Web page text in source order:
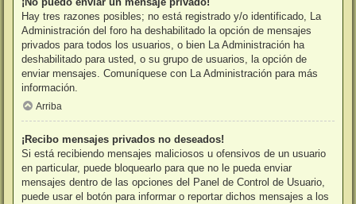
Hay tres razones posibles; no está registrado y/o identificado, La
Administración del foro ha deshabilitado la opción de mensajes
privados para todos los usuarios, o bien La Administración ha
deshabilitado para usted, o su grupo de usuarios, la opción de
enviar mensajes. Comuníquese con La Administración para más
información.
Arriba
¡Recibo mensajes privados no deseados!
Si está recibiendo mensajes maliciosos u ofensivos de un usuario
en particular, puede bloquearlo para que no le pueda enviar
mensajes dentro de las opciones del Panel de Control de Usuario,
puede usar el botón para informar o reportar dichos mensajes a los